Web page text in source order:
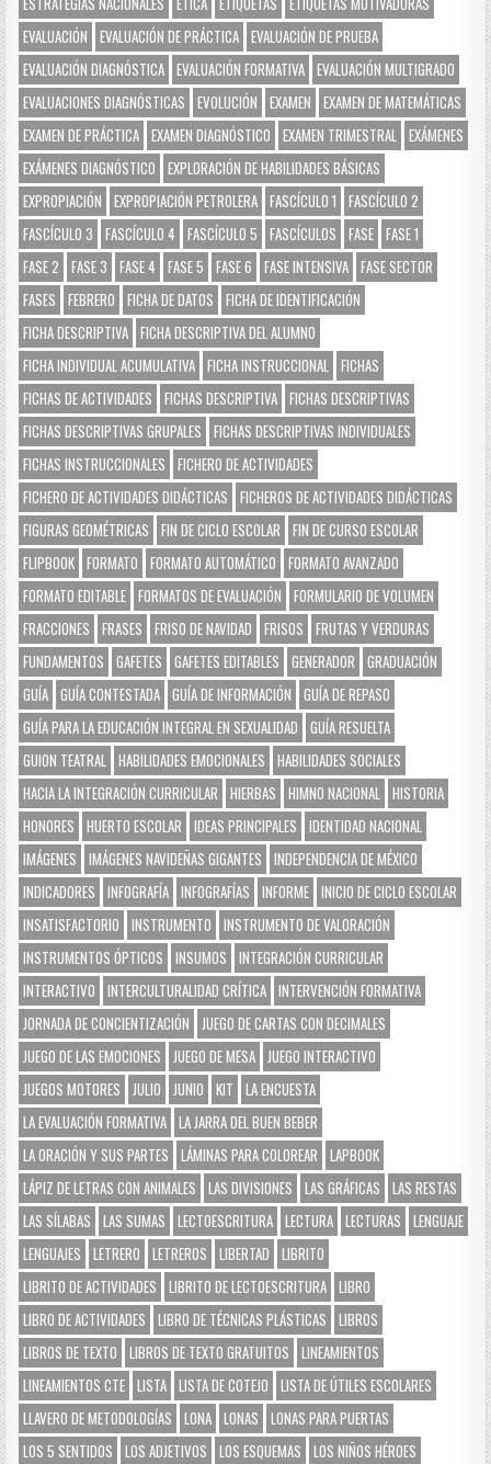
EVALUACIÓN
EVALUACIÓN DE PRÁCTICA EVALUACIÓN DE PRUEBA
EVALUACIÓN DIAGNÓSTICA EVALUACIÓN FORMATIVA EVALUACIÓN MULTIGRADO
EVALUACIONES DIAGNÓSTICAS
EVOLUCIÓN EXAMEN
EXAMEN DE MATEMÁTICAS
EXAMEN DE PRÁCTICA EXAMEN DIAGNÓSTICO EXAMEN TRIMESTRAL EXÁMENES
EXÁMENES DIAGNÓSTICO
EXPLORACIÓN DE HABILIDADES BÁSICAS
EXPROPIACIÓN
EXPROPIACIÓN PETROLERA FASCÍCULO 1
FASCÍCULO 2
FASCÍCULO 3
FASCÍCULO 4 FASCÍCULO 5 FASCÍCULOS FASE FASE 1
FASE 2
FASE 3 FASE 4 FASE 5 FASE 6 FASE INTENSIVA FASE SECTOR
FASES
FEBRERO FICHA DE DATOS
FICHA DE IDENTIFICACIÓN
FICHA DESCRIPTIVA FICHA DESCRIPTIVA DEL ALUMNO
FICHA INDIVIDUAL ACUMULATIVA FICHA INSTRUCCIONAL FICHAS
FICHAS DE ACTIVIDADES
FICHAS DESCRIPTIVA FICHAS DESCRIPTIVAS
FICHAS DESCRIPTIVAS GRUPALES
FICHAS DESCRIPTIVAS INDIVIDUALES
FICHAS INSTRUCCIONALES
FICHERO DE ACTIVIDADES
FICHERO DE ACTIVIDADES DIDÁCTICAS
FICHEROS DE ACTIVIDADES DIDÁCTICAS
FIGURAS GEOMÉTRICAS
FIN DE CICLO ESCOLAR
FIN DE CURSO ESCOLAR
FLIPBOOK FORMATO FORMATO AUTOMÁTICO
FORMATO AVANZADO
FORMATO EDITABLE FORMATOS DE EVALUACIÓN
FORMULARIO DE VOLUMEN
FRACCIONES
FRASES FRISO DE NAVIDAD FRISOS
FRUTAS Y VERDURAS
FUNDAMENTOS
GAFETES GAFETES EDITABLES GENERADOR
GRADUACIÓN
GUÍA GUÍA CONTESTADA GUÍA DE INFORMACIÓN
GUÍA DE REPASO
GUÍA PARA LA EDUCACIÓN INTEGRAL EN SEXUALIDAD
GUÍA RESUELTA
GUION TEATRAL HABILIDADES EMOCIONALES
HABILIDADES SOCIALES
HACIA LA INTEGRACIÓN CURRICULAR
HIERBAS HIMNO NACIONAL HISTORIA
HONORES
HUERTO ESCOLAR IDEAS PRINCIPALES
IDENTIDAD NACIONAL
IMÁGENES
IMÁGENES NAVIDEÑAS GIGANTES
INDEPENDENCIA DE MÉXICO
INDICADORES
INFOGRAFÍA INFOGRAFÍAS INFORME INICIO DE CICLO ESCOLAR
INSATISFACTORIO
INSTRUMENTO
INSTRUMENTO DE VALORACIÓN
INSTRUMENTOS ÓPTICOS
INSUMOS
INTEGRACIÓN CURRICULAR
INTERACTIVO
INTERCULTURALIDAD CRÍTICA INTERVENCIÓN FORMATIVA
JORNADA DE CONCIENTIZACIÓN
JUEGO DE CARTAS CON DECIMALES
JUEGO DE LAS EMOCIONES
JUEGO DE MESA JUEGO INTERACTIVO
JUEGOS MOTORES
JULIO JUNIO KIT
LA ENCUESTA
LA EVALUACIÓN FORMATIVA LA JARRA DEL BUEN BEBER
LA ORACIÓN Y SUS PARTES
LÁMINAS PARA COLOREAR
LAPBOOK
LÁPIZ DE LETRAS CON ANIMALES
LAS DIVISIONES LAS GRÁFICAS
LAS RESTAS
LAS SÍLABAS
LAS SUMAS LECTOESCRITURA LECTURA LECTURAS
LENGUAJE
LENGUAJES
LETRERO LETREROS LIBERTAD
LIBRITO
LIBRITO DE ACTIVIDADES
LIBRITO DE LECTOESCRITURA LIBRO
LIBRO DE ACTIVIDADES
LIBRO DE TÉCNICAS PLÁSTICAS
LIBROS
LIBROS DE TEXTO
LIBROS DE TEXTO GRATUITOS
LINEAMIENTOS
LINEAMIENTOS CTE LISTA LISTA DE COTEJO
LISTA DE ÚTILES ESCOLARES
LLAVERO DE METODOLOGÍAS
LONA LONAS
LONAS PARA PUERTAS
LOS 5 SENTIDOS
LOS ADJETIVOS LOS ESQUEMAS
LOS NIÑOS HÉROES